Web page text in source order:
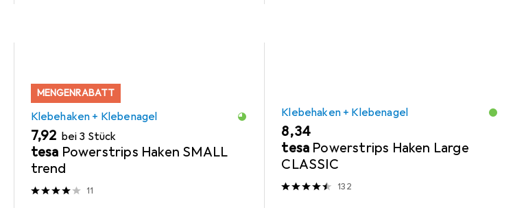
MENGENRABATT
Klebehaken + Klebenagel
EUR
7,92 bei 3 Stück
tesa Powerstrips Haken SMALL
trend
11
Klebehaken + Klebenagel
EUR
8,34
tesa Powerstrips Haken Large
CLASSIC
132